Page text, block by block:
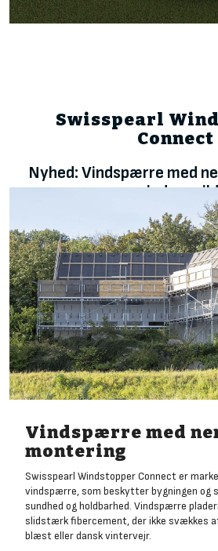
Swisspearl
Connect
Nyhed: Vindspærre med
mindre spild
Vindspærre med
montering
Swisspearl Windstopper Connect er
vindspærre, som beskytter bygningen og
sundhed og holdbarhed. Vindspærre
slidstærk fibercement, der ikke svækkes
blæst eller dansk vintervejr.